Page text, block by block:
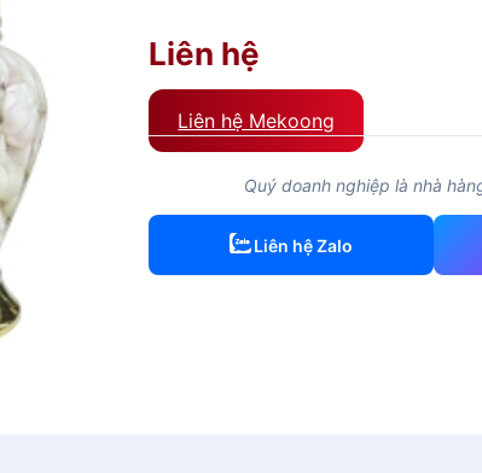
Liên hệ
Liên hệ Mekoong
Quý doanh nghiệp là nhà
Liên hệ Zalo